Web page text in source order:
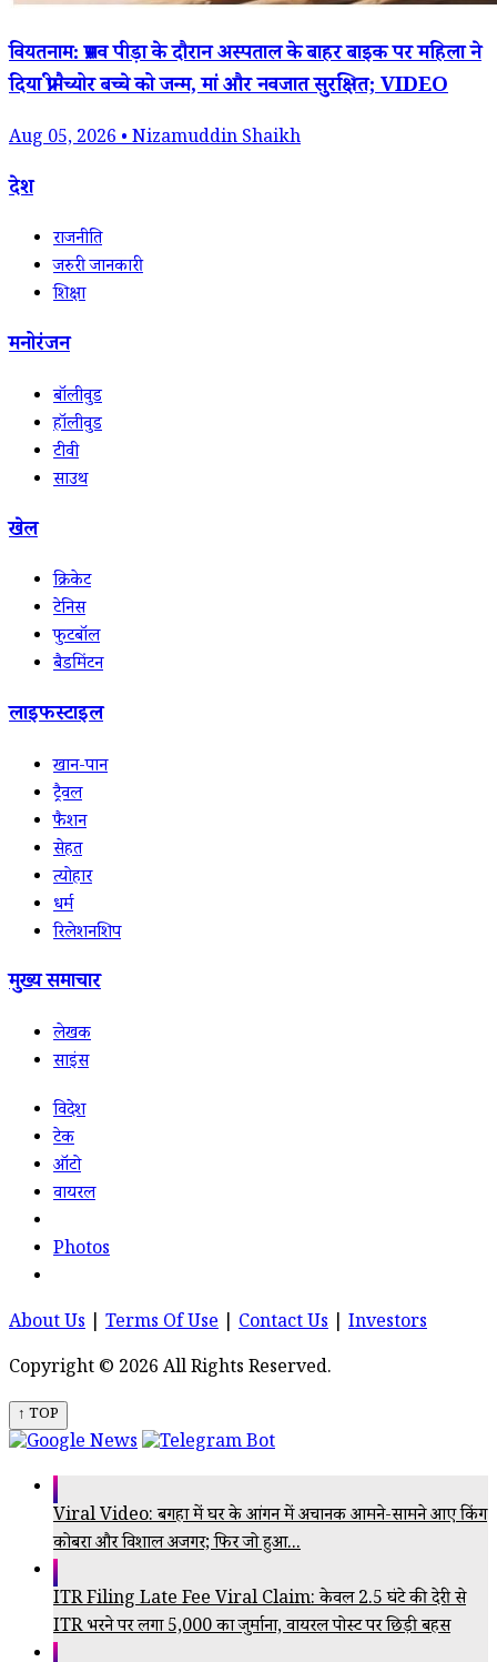
वियतनाम: प्रसव पीड़ा के दौरान अस्पताल के बाहर बाइक पर महिला ने
दिया प्रीमैच्योर बच्चे को जन्म, मां और नवजात सुरक्षित; VIDEO
Aug 05, 2026 • Nizamuddin Shaikh
देश
राजनीति
जरुरी जानकारी
शिक्षा
मनोरंजन
बॉलीवुड
हॉलीवुड
टीवी
साउथ
खेल
क्रिकेट
टेनिस
फुटबॉल
बैडमिंटन
लाइफस्टाइल
खान-पान
ट्रैवल
फैशन
सेहत
त्योहार
धर्म
रिलेशनशिप
मुख्य समाचार
लेखक
साइंस
विदेश
टेक
ऑटो
वायरल
Photos
About Us Terms Of Use Contact Us
Investors
Copyright © 2026 All Rights Reserved.
↑ TOP
Viral Video: बगहा में घर के आंगन में अचानक आमने-सामने आए किंग
कोबरा और विशाल अजगर; फिर जो हुआ...
ITR Filing Late Fee Viral Claim: केवल 2.5 घंटे की देरी से
ITR भरने पर लगा ₹5,000 का जुर्माना, वायरल पोस्ट पर छिड़ी बहस